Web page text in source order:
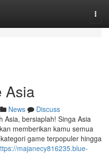
Asia
News
Discuss
Asia, bersiaplah! Singa Asia
memberikan kamu semua
game terpopuler hingga
majanecy816235.blue-